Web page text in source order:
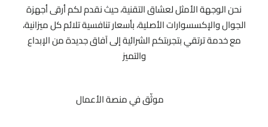
نحن الوجهة الأمثل لعشاق التقنية، حيث نقدم لكم أرقى أجهزة
الجوال والإكسسوارات الأصلية، بأسعار تنافسية تلائم كل ميزانية،
مع خدمة ترتقي بتجربتكم الشرائية إلى آفاق جديدة من الإبداع
والتميز
موثّق في منصة الأعمال